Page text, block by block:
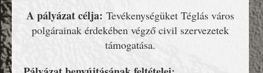
A pályázat célja: Tevékenységüket Téglás város
polgárainak érdekében végző civil szervezetek
támogatása.